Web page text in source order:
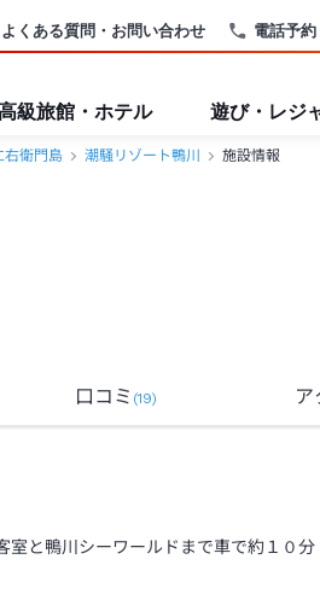
電話予約
よくある質問・お問い合わせ
級旅館・ホテル 遊び・レジ
右衛門島 潮騒リゾート鴨川 施設情報
口コミ (19) ア
室と鴨川シーワールドまで車で約１０分